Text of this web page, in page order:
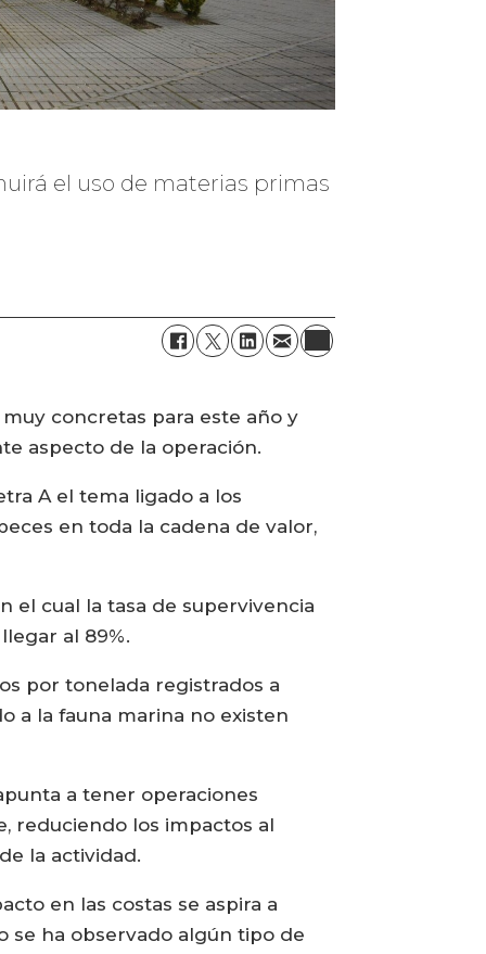
el uso de materias primas
concretas para este año y
aspecto de la operación.
A el tema ligado a los
en toda la cadena de valor,
el cual la tasa de supervivencia
al 89%.
por tonelada registrados a
a la fauna marina no existen
a tener operaciones
reduciendo los impactos al
la actividad.
en las costas se aspira a
se ha observado algún tipo de